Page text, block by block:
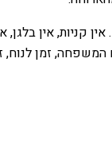
קניות, אין
המשפחה, זמן